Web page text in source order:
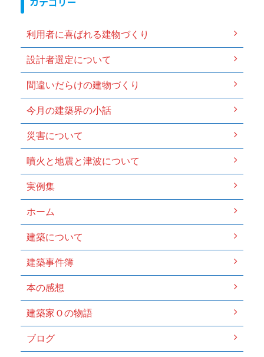
利用者に喜ばれる建物づくり
設計者選定について
間違いだらけの建物づくり
今月の建築界の小話
災害について
噴火と地震と津波について
実例集
ホーム
建築について
建築事件簿
本の感想
建築家Ｏの物語
ブログ